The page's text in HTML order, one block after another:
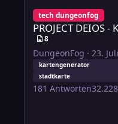
PROJECT DEIOS -
tech dungeonfog
PROJECT
8
DungeonFog · 23.
kartengenerator
stadtkarte
181 Antworten32.228